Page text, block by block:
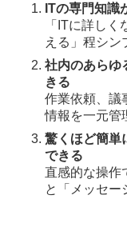
ITの専門知識
「ITに詳し
える」程シン
社内のあらゆ
きる
作業依頼、議
情報を一元管
驚くほど簡単
できる
直感的な操作
と「メッセー